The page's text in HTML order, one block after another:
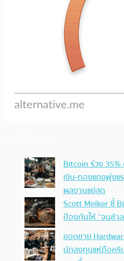
Bitcoin ร่วง
เงิน-ทองแดงพุ่ง
ผลงานแย่สุด
Scott Melker ชี้
ป้องกันให้ “จนช้า
ยอดขาย
นักลงทุนแห่ถือคริ